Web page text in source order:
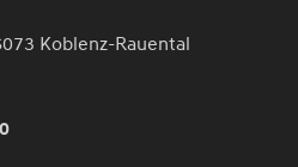
Koblenz-Rauental